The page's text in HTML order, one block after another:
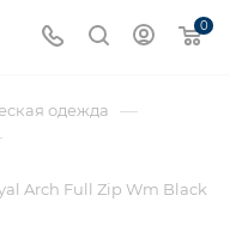
0
одежда —
Arch Full Zip Wm Black